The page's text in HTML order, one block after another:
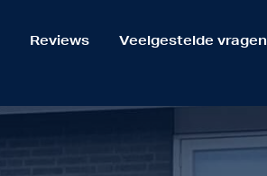
Reviews Veelgestelde vragen